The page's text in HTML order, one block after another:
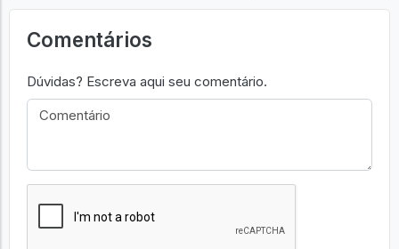
Comentários
Dúvidas? Escreva aqui seu comentário.